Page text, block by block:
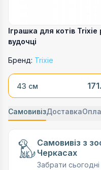
Іграшка для котів
вудочці
Бренд: Trixie
43 см
СамовивізДоставка
Самовивіз з
Черкасах
Забрати сьогодні